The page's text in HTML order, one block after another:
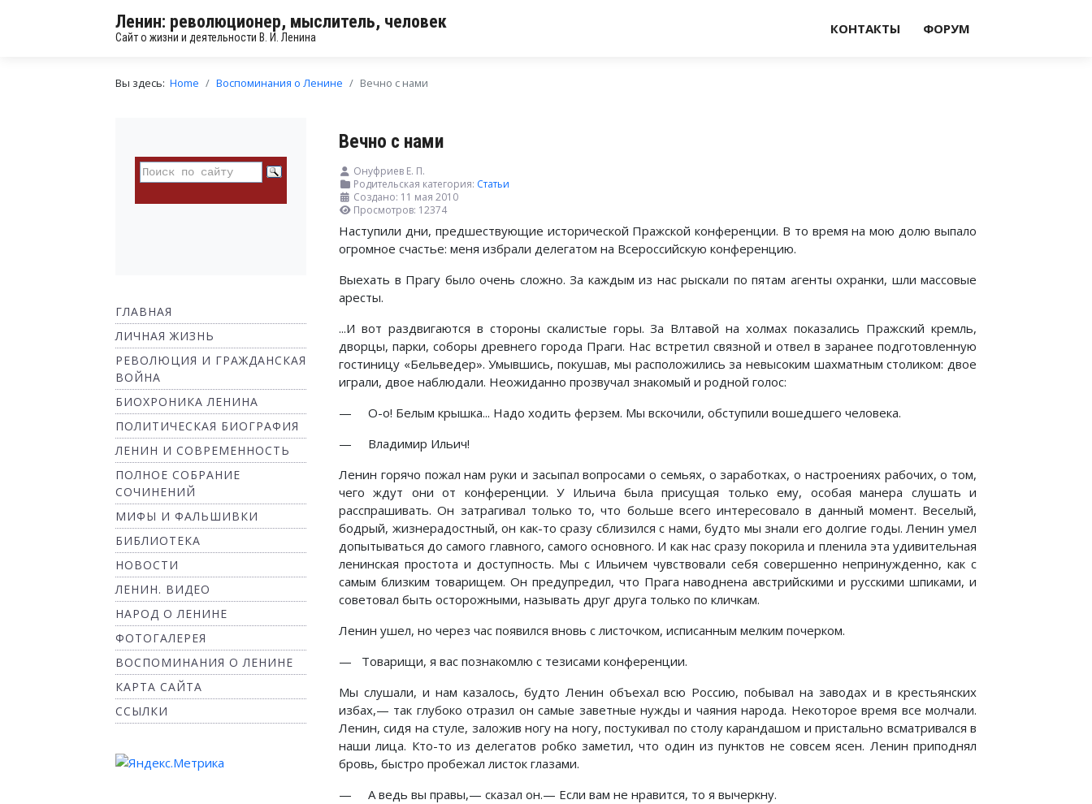
Ленин: революционер, мыслитель, человек
Сайт о жизни и деятельности В. И. Ленина
КОНТАКТЫ ФОРУМ
Вы здесь: Home Воспоминания о Ленине Вечно с нами
ГЛАВНАЯ
ЛИЧНАЯ ЖИЗНЬ
РЕВОЛЮЦИЯ И ГРАЖДАНСКАЯ
ВОЙНА
БИОХРОНИКА ЛЕНИНА
ПОЛИТИЧЕСКАЯ БИОГРАФИЯ
ЛЕНИН И СОВРЕМЕННОСТЬ
ПОЛНОЕ СОБРАНИЕ
СОЧИНЕНИЙ
МИФЫ И ФАЛЬШИВКИ
БИБЛИОТЕКА
НОВОСТИ
ЛЕНИН. ВИДЕО
НАРОД О ЛЕНИНЕ
ФОТОГАЛЕРЕЯ
ВОСПОМИНАНИЯ О ЛЕНИНЕ
КАРТА САЙТА
ССЫЛКИ
Вечно с нами
Онуфриев Е. П.
Родительская категория: Статьи
Создано: 11 мая 2010
Просмотров: 12374
Наступили дни, предшествующие исторической Пражской конференции. В то время на мою долю выпало
огромное счастье: меня избрали делегатом на Всероссийскую конференцию.
Выехать в Прагу было очень сложно. За каждым из нас рыскали по пятам агенты охранки, шли массовые
аресты.
...И вот раздвигаются в стороны скалистые горы. За Влтавой на холмах показались Пражский кремль,
дворцы, парки, соборы древнего города Праги. Нас встретил связной и отвел в заранее подготовленную
гостиницу «Бельведер». Умывшись, покушав, мы расположились за невысоким шахматным столиком: двое
играли, двое наблюдали. Неожиданно прозвучал знакомый и родной голос:
— О-о! Белым крышка... Надо ходить ферзем. Мы вскочили, обступили вошедшего человека.
— Владимир Ильич!
Ленин горячо пожал нам руки и засыпал вопросами о семьях, о заработках, о настроениях рабочих, о том,
чего ждут они от конференции. У Ильича была присущая только ему, особая манера слушать и
расспрашивать. Он затрагивал только то, что больше всего интересовало в данный момент. Веселый,
бодрый, жизнерадостный, он как-то сразу сблизился с нами, будто мы знали его долгие годы. Ленин умел
допытываться до самого главного, самого основного. И как нас сразу покорила и пленила эта удивительная
ленинская простота и доступность. Мы с Ильичем чувствовали себя совершенно непринужденно, как с
самым близким товарищем. Он предупредил, что Прага наводнена австрийскими и русскими шпиками, и
советовал быть осторожными, называть друг друга только по кличкам.
Ленин ушел, но через час появился вновь с листочком, исписанным мелким почерком.
— Товарищи, я вас познакомлю с тезисами конференции.
Мы слушали, и нам казалось, будто Ленин объехал всю Россию, побывал на заводах и в крестьянских
избах,— так глубоко отразил он самые заветные нужды и чаяния народа. Некоторое время все молчали.
Ленин, сидя на стуле, заложив ногу на ногу, постукивал по столу карандашом и пристально всматривался в
наши лица. Кто-то из делегатов робко заметил, что один из пунктов не совсем ясен. Ленин приподнял
бровь, быстро пробежал листок глазами.
— А ведь вы правы,— сказал он.— Если вам не нравится, то я вычеркну.